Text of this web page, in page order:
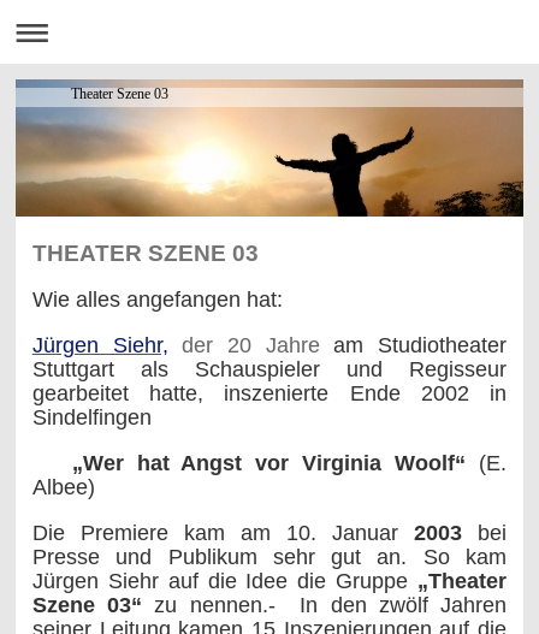
Theater Szene 03
THEATER SZENE 03
Wie alles angefangen hat:
Jürgen Siehr, der 20 Jahream Studiotheater
Stuttgart als Schauspieler und Regisseur
gearbeitet hatte, inszenierte Ende 2002 in
Sindelfingen
„Wer hat Angst vor Virginia Woolf“ (E.
Albee)
Die Premiere kam am 10. Januar2003 bei
Presse und Publikum sehr gut an. So kam
Jürgen Siehr auf die Idee die Gruppe „Theater
Szene 03“ zu nennen.- In den zwölf Jahren
seiner Leitung kamen 15 Inszenierungen auf die